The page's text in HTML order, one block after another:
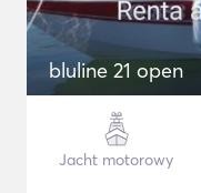
bluline 21 open
Jacht motorowy